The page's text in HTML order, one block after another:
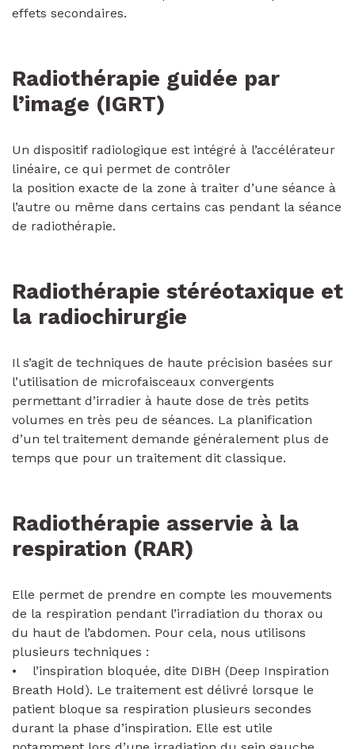
effets secondaires.
Radiothérapie guidée par
l’image (IGRT)
Un dispositif radiologique est intégré à l’accélérateur
linéaire, ce qui permet de contrôler
la position exacte de la zone à traiter d’une séance à
l’autre ou même dans certains cas pendant la séance
de radiothérapie.
Radiothérapie stéréotaxique et
la radiochirurgie
Il s’agit de techniques de haute précision basées sur
l’utilisation de microfaisceaux convergents
permettant d’irradier à haute dose de très petits
volumes en très peu de séances. La planification
d’un tel traitement demande généralement plus de
temps que pour un traitement dit classique.
Radiothérapie asservie à la
respiration (RAR)
Elle permet de prendre en compte les mouvements
de la respiration pendant l’irradiation du thorax ou
du haut de l’abdomen. Pour cela, nous utilisons
plusieurs techniques :
• l’inspiration bloquée, dite DIBH (Deep Inspiration
Breath Hold). Le traitement est délivré lorsque le
patient bloque sa respiration plusieurs secondes
durant la phase d’inspiration. Elle est utile